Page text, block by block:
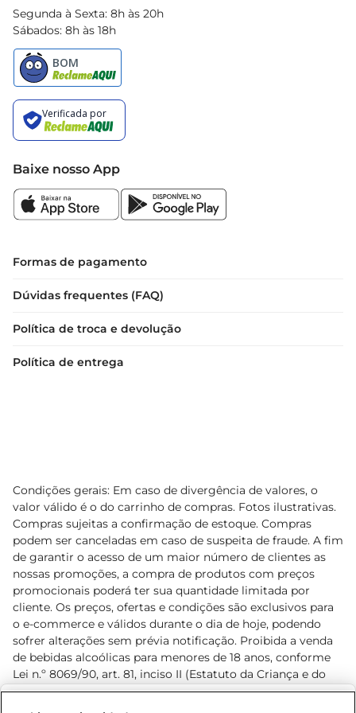
Segunda à Sexta: 8h às 20h
Sábados: 8h às 18h
Baixe nosso App
Formas de pagamento
Dúvidas frequentes (FAQ)
Política de troca e devolução
Política de entrega
Condições gerais: Em caso de divergência de valores, o
valor válido é o do carrinho de compras. Fotos ilustrativas.
Compras sujeitas a confirmação de estoque. Compras
podem ser canceladas em caso de suspeita de fraude. A fim
de garantir o acesso de um maior número de clientes as
nossas promoções, a compra de produtos com preços
promocionais poderá ter sua quantidade limitada por
cliente. Os preços, ofertas e condições são exclusivos para
o e-commerce e válidos durante o dia de hoje, podendo
sofrer alterações sem prévia notificação. Proibida a venda
de bebidas alcoólicas para menores de 18 anos, conforme
Lei n.º 8069/90, art. 81, inciso II (Estatuto da Criança e do
Adolescente). Preços e condições exclusivos para o